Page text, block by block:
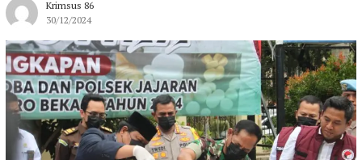
Krimsus 86
30/12/2024